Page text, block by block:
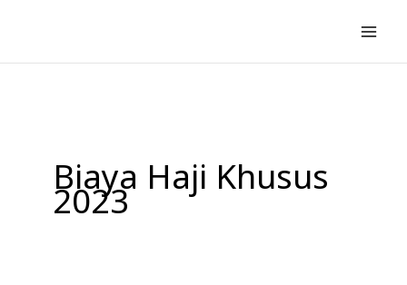
konten
Biaya Haji Khusus
2023